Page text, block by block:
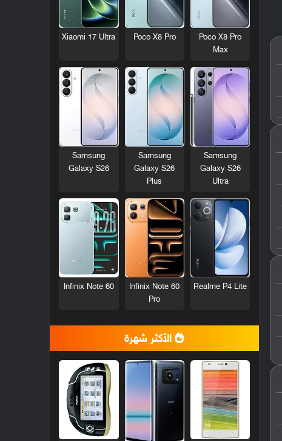
Poco X8 Pro
Max
Poco X8 Pro
Xiaomi 17 Ultra
Samsung
Galaxy S26
Ultra
Samsung
Galaxy S26
Plus
Samsung
Galaxy S26
Realme P4 Lite
Infinix Note 60
Pro
Infinix Note 60
الأكثر شهرة